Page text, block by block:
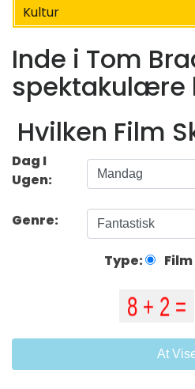
Kultur
Inde i Tom
spektakulære
Hvilken Film
Dag I
Ugen:
Genre:
Type: Film
At